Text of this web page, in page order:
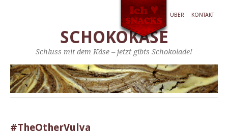
ÜBER KONTAKT
SCHOKOKÄSE
Schluss mit dem Käse – jetzt gibts Schokolade!
#TheOtherVulva